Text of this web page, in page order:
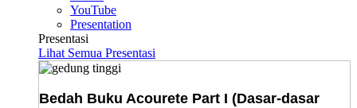
YouTube
Presentation
Presentasi
Lihat Semua Presentasi
Bedah Buku Acourete Part I (Dasar-dasar